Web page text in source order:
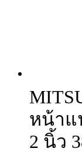
หน้าแ
2 นิ้ว